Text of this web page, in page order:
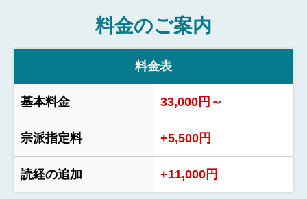
料金のご案内
料金表
基本料金 33,000円～
宗派指定料 +5,500円
読経の追加 +11,000円